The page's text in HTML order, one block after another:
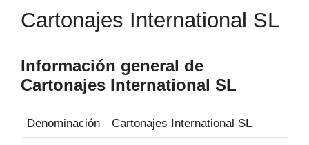
Cartonajes International SL
Información general de
Cartonajes International SL
Denominación Cartonajes International SL